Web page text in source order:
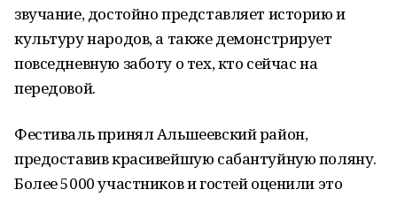
звучание, достойно представляет историю и
культуру народов, а также демонстрирует
повседневную заботу о тех, кто сейчас на
передовой.
Фестиваль принял Альшеевский район,
предоставив красивейшую сабантуйную поляну.
Более 5000 участников и гостей оценили это